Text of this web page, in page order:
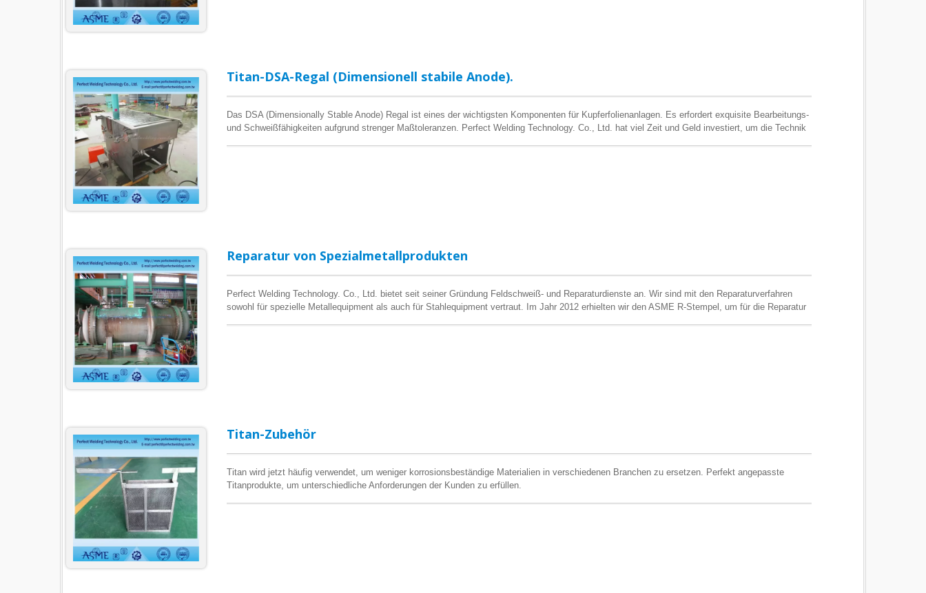
Titan-DSA-Regal (Dimensionell stabile Anode).
Das DSA (Dimensionally Stable Anode) Regal ist eines der wichtigsten Komponenten für Kupferfolienanlagen. Es erfordert exquisite Bearbeitungs-
und Schweißfähigkeiten aufgrund strenger Maßtoleranzen. Perfect Welding Technology. Co., Ltd. hat viel Zeit und Geld investiert, um die Technik
Reparatur von Spezialmetallprodukten
Perfect Welding Technology. Co., Ltd. bietet seit seiner Gründung Feldschweiß- und Reparaturdienste an. Wir sind mit den Reparaturverfahren
sowohl für spezielle Metallequipment als auch für Stahlequipment vertraut. Im Jahr 2012 erhielten wir den ASME R-Stempel, um für die Reparatur
Titan-Zubehör
Titan wird jetzt häufig verwendet, um weniger korrosionsbeständige Materialien in verschiedenen Branchen zu ersetzen. Perfekt angepasste
Titanprodukte, um unterschiedliche Anforderungen der Kunden zu erfüllen.